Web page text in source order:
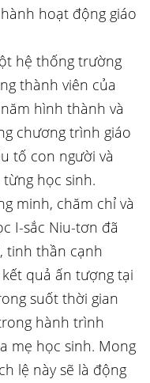
hoạt động giáo
hệ thống trường
thành viên của
hình thành và
chương trình giáo
tố con người và
học sinh.
minh, chăm chỉ và
I-sắc Niu-tơn đã
tinh thần cạnh
quả ấn tượng tại
suốt thời gian
hành trình
mẹ học sinh. Mong
lệ này sẽ là động